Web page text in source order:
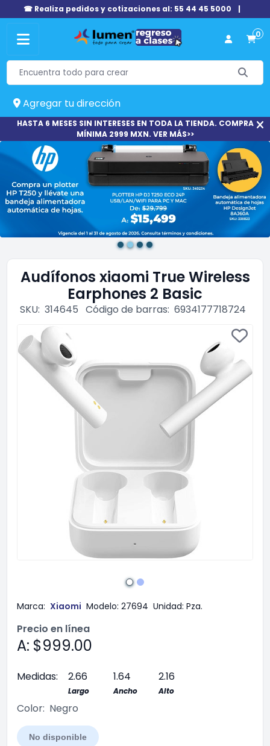
☎ Realiza pedidos y cotizaciones al: 55 44 45 5000 |
0
Agregar tu dirección
HASTA 6 MESES SIN INTERESES EN TODA LA TIENDA. COMPRA
MÍNIMA 2999 MXN. VER MÁS>>
Audífonos xiaomi True Wireless
Earphones 2 Basic
SKU: 314645 Código de barras: 6934177718724
Marca: Xiaomi Modelo: 27694 Unidad: Pza.
Precio en línea
A: $999.00
Medidas: 2.66 1.64 2.16
Largo Ancho Alto
Color: Negro
No disponible